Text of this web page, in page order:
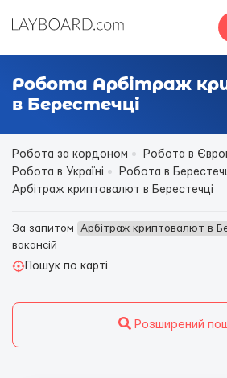
Робота Арбітраж
в Берестечці
Робота за кордоном
Робота в
Робота в Україні
Робота в
Арбітраж криптовалют в Берестечці
За запитом Арбітраж криптовалют в
вакансій
Пошук по карті
Розширений